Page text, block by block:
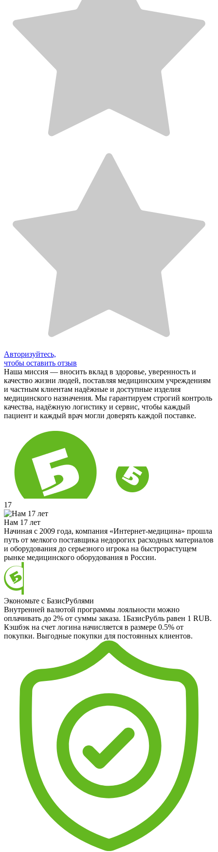
Авторизуйтесь,
чтобы оставить отзыв
Наша миссия — вносить вклад в здоровье, уверенность и
качество жизни людей, поставляя медицинским учреждениям
и частным клиентам надёжные и доступные изделия
медицинского назначения. Мы гарантируем строгий контроль
качества, надёжную логистику и сервис, чтобы каждый
пациент и каждый врач могли доверять каждой поставке.
17
Нам 17 лет
Начиная с 2009 года, компания «Интернет-медицина» прошла
путь от мелкого поставщика недорогих расходных материалов
и оборудования до серьезного игрока на быстрорастущем
рынке медицинского оборудования в России.
Экономьте с БазисРублями
Внутренней валютой программы лояльности можно
оплачивать до 2% от суммы заказа. 1БазисРубль равен 1 RUB.
Кэшбэк на счет логина начисляется в размере 0.5% от
покупки. Выгодные покупки для постоянных клиентов.